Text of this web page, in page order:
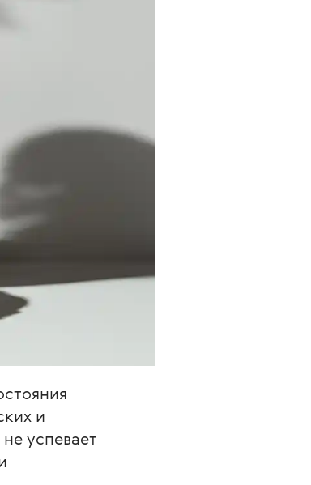
и
успевает